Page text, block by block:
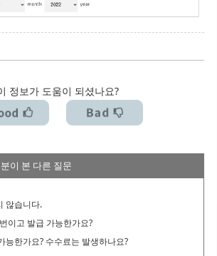
정보가 도움이 되셨나요?
이 본 다른 질문
않습니다.
이고 발급 가능한가요?
능한가요? 수수료는 발생하나요?